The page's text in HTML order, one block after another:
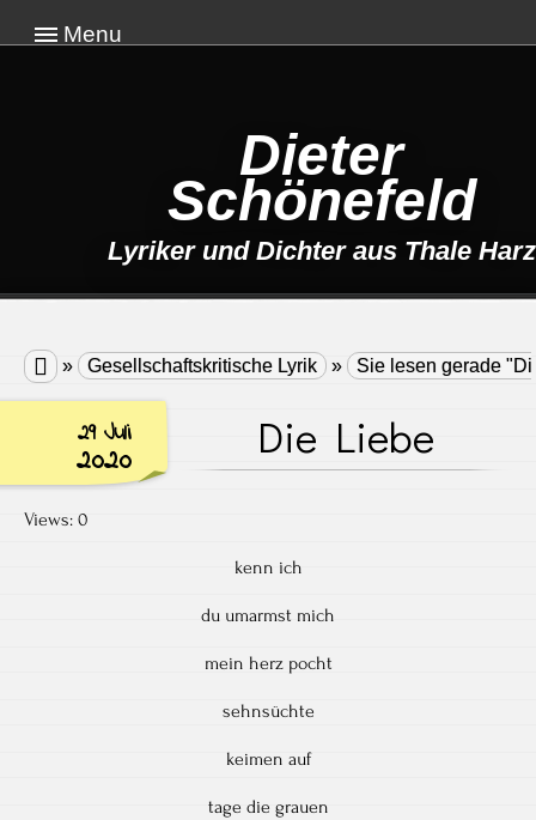
Menu
Dieter
Schönefeld
Lyriker und Dichter aus Thale Harz
 » Gesellschaftskritische Lyrik » Sie lesen gerade
29 Juli
2020 Die Liebe
Views: 0
kenn ich
du umarmst mich
mein herz pocht
sehnsüchte
keimen auf
tage die grauen